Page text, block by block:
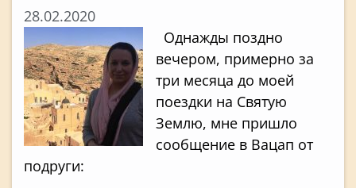
28.02.2020
Однажды поздно
вечером, примерно за
три месяца до моей
поездки на Святую
Землю, мне пришло
сообщение в Вацап от
подруги: